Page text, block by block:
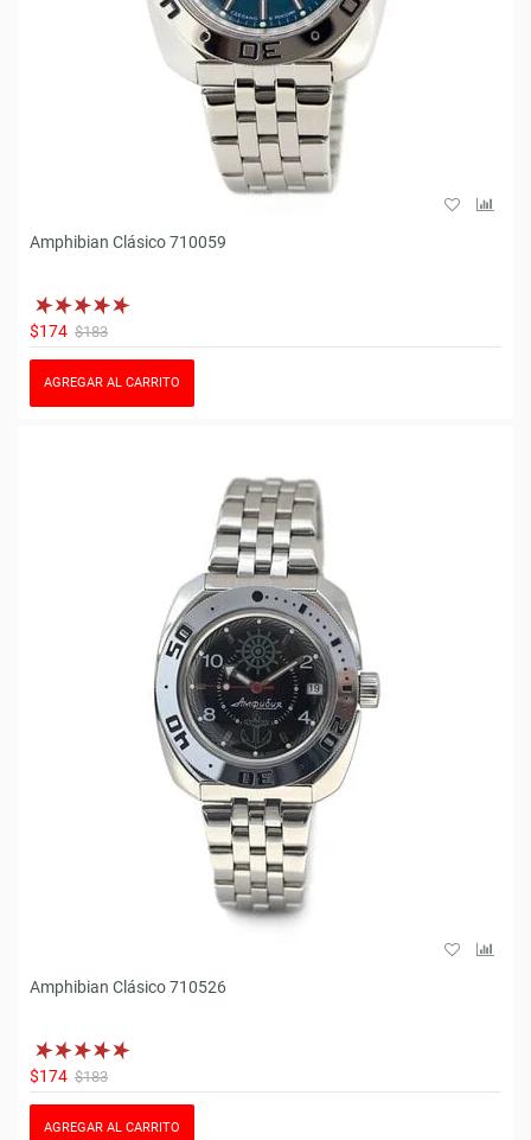
Amphibian Clásico 710059
$174 $183
AGREGAR AL CARRITO
Amphibian Clásico 710526
$174 $183
AGREGAR AL CARRITO